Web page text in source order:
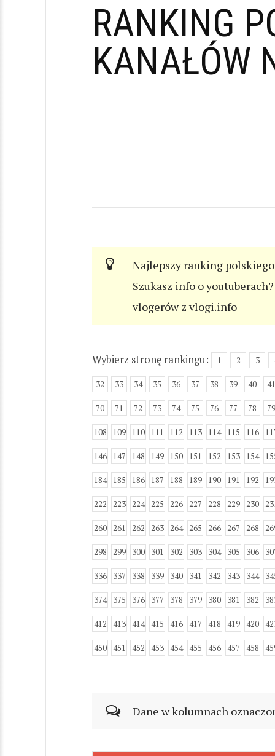
RANKING
KANAŁÓW
Najlepszy ranking
Szukasz info o
vlogerów z vlogi.info
Wybierz stronę rankingu: 1 2 3
32 33 34 35 36 37 38 39 40 41
70 71 72 73 74 75 76 77 78 79
108 109 110 111 112 113 114 115 116
146 147 148 149 150 151 152 153 154
184 185 186 187 188 189 190 191 192
222 223 224 225 226 227 228 229 230
260 261 262 263 264 265 266 267 268
298 299 300 301 302 303 304 305 306
336 337 338 339 340 341 342 343 344
374 375 376 377 378 379 380 381 382
412 413 414 415 416 417 418 419 420
450 451 452 453 454 455 456 457 458
Dane w kolumnach